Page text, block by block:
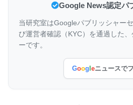
Google News認定パ
当研究室はGoogleパブリッシャー
び運営者確認（KYC）を通過した
ーです。
Googleニュースで